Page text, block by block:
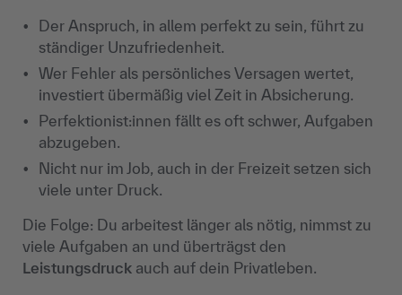
Der Anspruch, in allem perfekt zu sein, führt zu
ständiger Unzufriedenheit.
Wer Fehler als persönliches Versagen wertet,
investiert übermäßig viel Zeit in Absicherung.
Perfektionist:innen fällt es oft schwer, Aufgaben
abzugeben.
Nicht nur im Job, auch in der Freizeit setzen sich
viele unter Druck.
Die Folge: Du arbeitest länger als nötig, nimmst zu
viele Aufgaben an und überträgst den
Leistungsdruck auch auf dein Privatleben.